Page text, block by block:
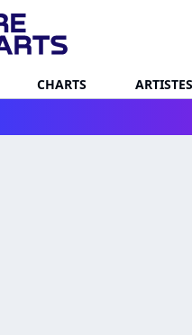
CHARTS ARTISTES